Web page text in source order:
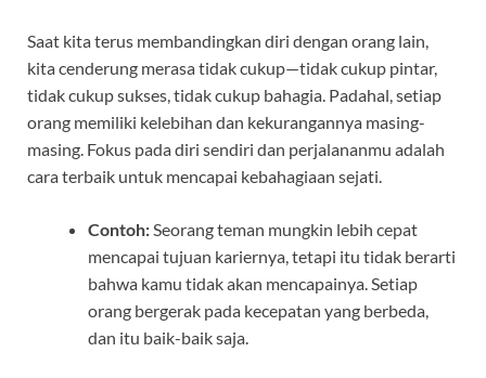
Saat kita terus membandingkan diri dengan orang lain,
kita cenderung merasa tidak cukup—tidak cukup pintar,
tidak cukup sukses, tidak cukup bahagia. Padahal, setiap
orang memiliki kelebihan dan kekurangannya masing-
masing. Fokus pada diri sendiri dan perjalananmu adalah
cara terbaik untuk mencapai kebahagiaan sejati.
Contoh:Seorang teman mungkin lebih cepat
mencapai tujuan kariernya, tetapi itu tidak berarti
bahwa kamu tidak akan mencapainya. Setiap
orang bergerak pada kecepatan yang berbeda,
dan itu baik-baik saja.